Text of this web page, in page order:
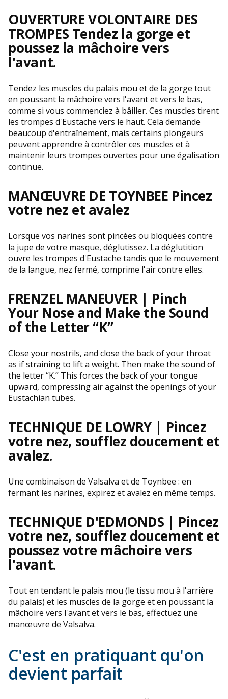
OUVERTURE VOLONTAIRE DES
TROMPES Tendez la gorge et
poussez la mâchoire vers
l'avant.
Tendez les muscles du palais mou et de la gorge tout
en poussant la mâchoire vers l'avant et vers le bas,
comme si vous commenciez à bâiller. Ces muscles tirent
les trompes d'Eustache vers le haut. Cela demande
beaucoup d'entraînement, mais certains plongeurs
peuvent apprendre à contrôler ces muscles et à
maintenir leurs trompes ouvertes pour une égalisation
continue.
MANŒUVRE DE TOYNBEE Pincez
votre nez et avalez
Lorsque vos narines sont pincées ou bloquées contre
la jupe de votre masque, déglutissez. La déglutition
ouvre les trompes d'Eustache tandis que le mouvement
de la langue, nez fermé, comprime l'air contre elles.
FRENZEL MANEUVER | Pinch
Your Nose and Make the Sound
of the Letter “K”
Close your nostrils, and close the back of your throat
as if straining to lift a weight. Then make the sound of
the letter “K.” This forces the back of your tongue
upward, compressing air against the openings of your
Eustachian tubes.
TECHNIQUE DE LOWRY | Pincez
votre nez, soufflez doucement et
avalez.
Une combinaison de Valsalva et de Toynbee : en
fermant les narines, expirez et avalez en même temps.
TECHNIQUE D'EDMONDS | Pincez
votre nez, soufflez doucement et
poussez votre mâchoire vers
l'avant.
Tout en tendant le palais mou (le tissu mou à l'arrière
du palais) et les muscles de la gorge et en poussant la
mâchoire vers l'avant et vers le bas, effectuez une
manœuvre de Valsalva.
C'est en pratiquant qu'on
devient parfait